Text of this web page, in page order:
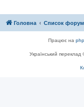
Головна Список
Працює на
Український